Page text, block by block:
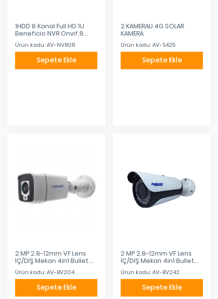
1HDD 8 Kanal Full HD 1U
Beneficio NVR Onvif,8
Ses, 1 ses çıkışı, 1 HDMI, 1
Ürün kodu: AV-NVR08
Sepete Ekle
2 KAMERALI 4G SOLAR
KAMERA
Ürün kodu: AV-S425
Sepete Ekle
2 MP 2.8-12mm VF Lens
İÇ/DIŞ Mekan 4in1 Bullet
Kamera
Ürün kodu: AV-BV204
Sepete Ekle
2 MP 2.8-12mm VF Lens
İÇ/DIŞ Mekan 4in1 Bullet
Ürün kodu: AV-BV242
Sepete Ekle